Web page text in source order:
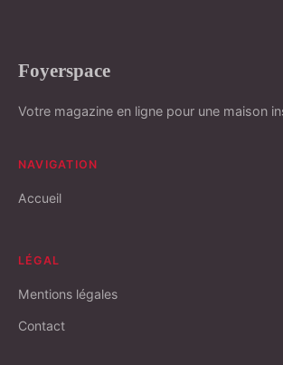
Foyerspace
Votre magazine en ligne pour une maison
NAVIGATION
Accueil
LÉGAL
Mentions légales
Contact